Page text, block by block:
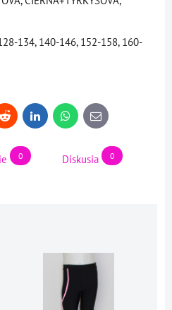
134, 140-146, 152-158, 160-
Reddit LinkedInWhatsApp
E-
mail
0 Diskusia 0